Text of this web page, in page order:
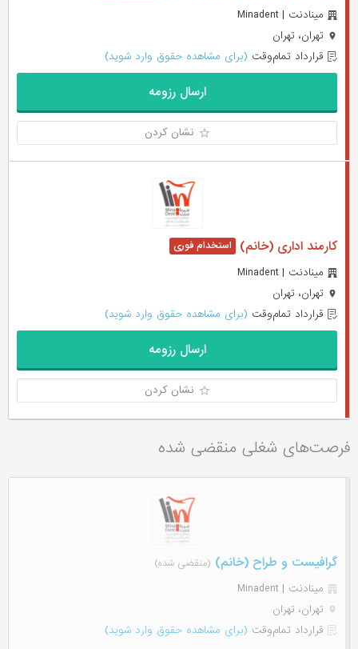
مینادنت | Minadent
تهران، تهران
قرارداد تمام‌وقت (برای مشاهده حقوق وارد شوید)
ارسال رزومه
نشان کردن
کارمند اداری (خانم)
مینادنت | Minadent
تهران، تهران
قرارداد تمام‌وقت (برای مشاهده حقوق وارد شوید)
ارسال رزومه
نشان کردن
فرصت‌های شغلی منقضی شده
گرافیست و طراح (خانم) (منقضی شده)
مینادنت | Minadent
تهران، تهران
قرارداد تمام‌وقت (برای مشاهده حقوق وارد شوید)